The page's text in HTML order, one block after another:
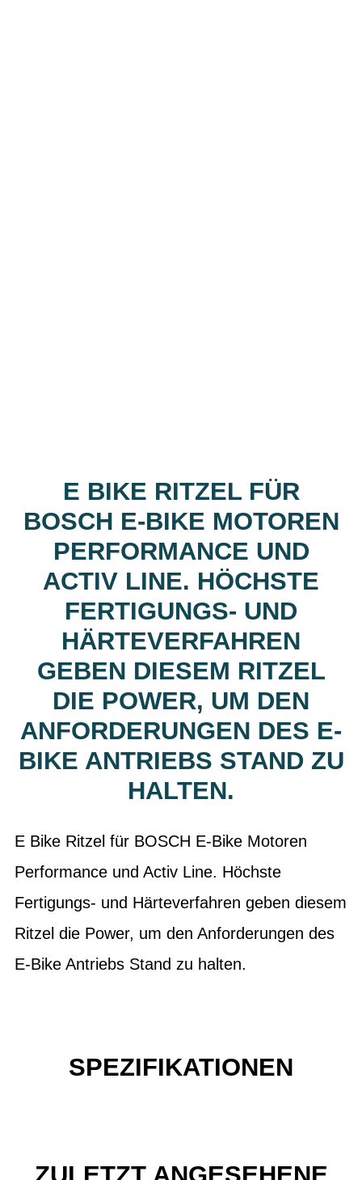
E BIKE RITZEL FÜR
BOSCH E-BIKE MOTOREN
PERFORMANCE UND
ACTIV LINE. HÖCHSTE
FERTIGUNGS- UND
HÄRTEVERFAHREN
GEBEN DIESEM RITZEL
DIE POWER, UM DEN
ANFORDERUNGEN DES E-
BIKE ANTRIEBS STAND ZU
HALTEN.
E Bike Ritzel für BOSCH E-Bike Motoren
Performance und Activ Line. Höchste
Fertigungs- und Härteverfahren geben diesem
Ritzel die Power, um den Anforderungen des
E-Bike Antriebs Stand zu halten.
SPEZIFIKATIONEN